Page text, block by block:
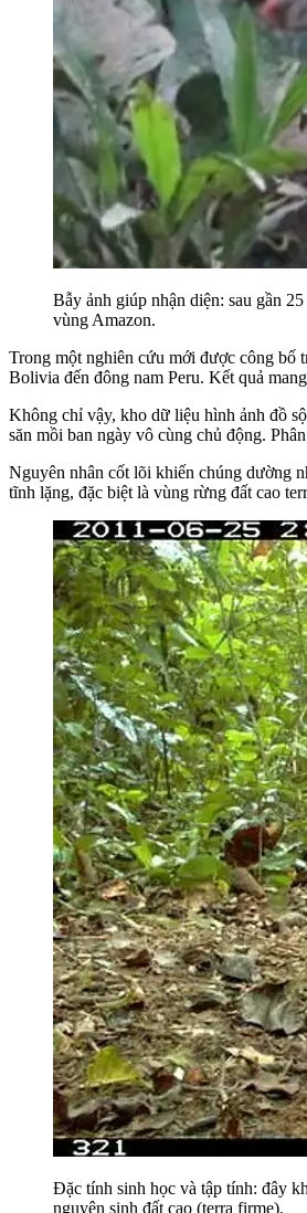
Bẫy ảnh giúp nhận diện: sau gần
vùng Amazon.
Trong một nghiên cứu mới được công bố
Bolivia đến đông nam Peru. Kết quả
Không chỉ vậy, kho dữ liệu hình ảnh đồ
săn mồi ban ngày vô cùng chủ động.
Nguyên nhân cốt lõi khiến chúng dường
tĩnh lặng, đặc biệt là vùng rừng đất cao
Đặc tính sinh học và tập tính: đây
nguyên sinh đất cao (terra firme).